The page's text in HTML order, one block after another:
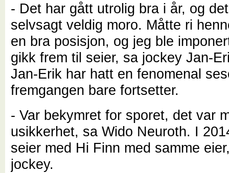
- Det har gått utrolig bra i år, og
selvsagt veldig moro. Måtte ri
en bra posisjon, og jeg ble
gikk frem til seier, sa jockey Jan-
Jan-Erik har hatt en fenomenal
fremgangen bare fortsetter.
- Var bekymret for sporet, det var
usikkerhet, sa Wido Neuroth. I
seier med Hi Finn med samme
jockey.